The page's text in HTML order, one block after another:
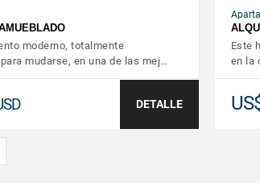
moderno, totalmente
mudarse, en una de las mej…
DETALLE
Este
en la